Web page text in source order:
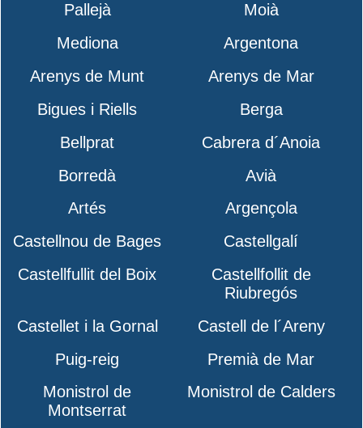
Pallejà
Moià
Mediona
Argentona
Arenys de Munt
Arenys de Mar
Bigues i Riells
Berga
Bellprat
Cabrera d´Anoia
Borredà
Avià
Artés
Argençola
Castellnou de Bages
Castellgalí
Castellfullit del Boix
Castellfollit de
Riubregós
Castellet i la Gornal
Castell de l´Areny
Puig-reig
Premià de Mar
Monistrol de
Montserrat
Monistrol de Calders